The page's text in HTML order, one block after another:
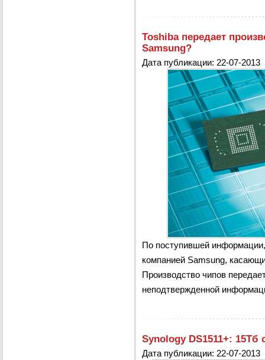
Toshiba передает
Samsung?
Дата публикации: 22-07-2013
По поступившей
компанией Samsung,
Производство чипов
неподтвержденной
Synology DS1511+: 15Тб
Дата публикации: 22-07-2013